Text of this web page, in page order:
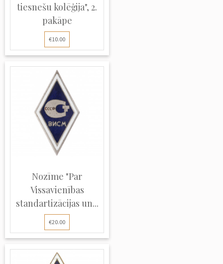
tiesnešu kolēģija", 2.
pakāpe
€10.00
Nozīme "Par
Vissavienības
standartizācijas un...
€20.00